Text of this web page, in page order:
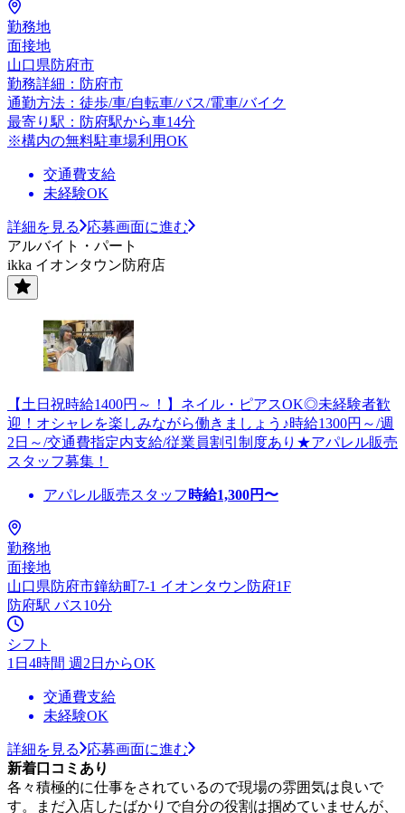
勤務地
面接地
山口県防府市
勤務詳細：防府市
通勤方法：徒歩/車/自転車/バス/電車/バイク
最寄り駅：防府駅から車14分
※構内の無料駐車場利用OK
交通費支給
未経験OK
詳細を見る
応募画面に進む
アルバイト・パート
ikka イオンタウン防府店
【土日祝時給1400円～！】ネイル・ピアスOK◎未経験者歓
迎！オシャレを楽しみながら働きましょう♪時給1300円～/週
2日～/交通費指定内支給/従業員割引制度あり★アパレル販売
スタッフ募集！
アパレル販売スタッフ 時給1,300円〜
勤務地
面接地
山口県防府市鐘紡町7-1 イオンタウン防府1F
防府駅 バス10分
シフト
1日4時間 週2日からOK
交通費支給
未経験OK
詳細を見る
応募画面に進む
新着口コミあり
各々積極的に仕事をされているので現場の雰囲気は良いで
す。まだ入店したばかりで自分の役割は掴めていませんが、